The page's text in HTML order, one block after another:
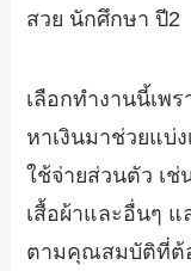
สวย นักศึกษา ปี2
เลือกทำงานนี้เพร
หาเงินมาช่วยแบ่
ใช้จ่ายส่วนตัว เ
เสื้อผ้าและอื่นๆ แ
ตามคุณสมบัติที่ต้